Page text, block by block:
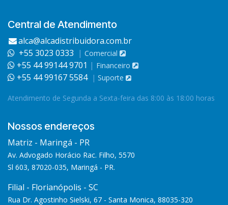
Central de Atendimento
alca@alcadistribuidora.com.br
+55 3023 0333 | Comercial
+55 44 99144 9701 | Financeiro
+55 44 99167 5584 | Suporte
Atendimento de Segunda a Sexta-feira das 8:00 às 18:00 horas
Nossos endereços
Matriz - Maringá - PR
Av. Advogado Horácio Rac. Filho, 5570
Sl 603, 87020-035, Maringá - PR.
Filial - Florianópolis - SC
Rua Dr. Agostinho Sielski, 67 - Santa Monica, 88035-320